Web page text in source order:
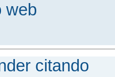
web
citando